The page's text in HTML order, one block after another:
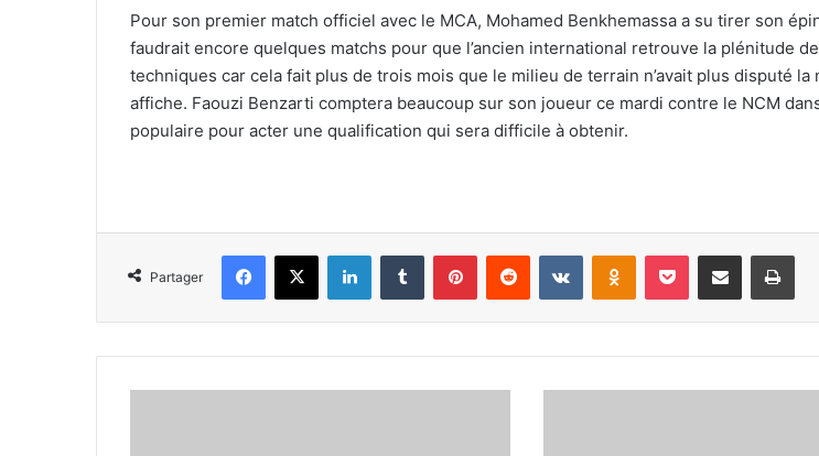
Pour son premier match officiel avec le MCA, Mohamed Benkhemassa a su tirer son
faudrait encore quelques matchs pour que l’ancien international retrouve la plénitude
techniques car cela fait plus de trois mois que le milieu de terrain n’avait plus disputé la
affiche. Faouzi Benzarti comptera beaucoup sur son joueur ce mardi contre le NCM
populaire pour acter une qualification qui sera difficile à obtenir.
Partager
Facebook
X LinkedinTumblr PinterestReddit VKontakteOdnoklassniki
Pocket Partager par email